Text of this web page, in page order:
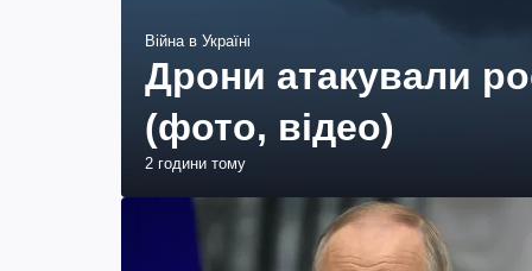
Війна в Україні
Дрони атакували
(фото, відео)
2 години тому